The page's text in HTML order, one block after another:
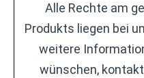
Alle Rechte am
Produkts liegen bei
weitere
wünschen,